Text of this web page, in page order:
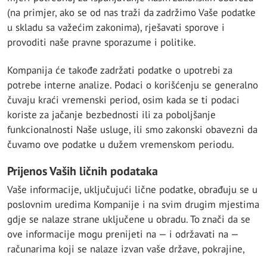
(na primjer, ako se od nas traži da zadržimo Vaše podatke
u skladu sa važećim zakonima), rješavati sporove i
provoditi naše pravne sporazume i politike.
Kompanija će takođe zadržati podatke o upotrebi za
potrebe interne analize. Podaci o korišćenju se generalno
čuvaju kraći vremenski period, osim kada se ti podaci
koriste za jačanje bezbednosti ili za poboljšanje
funkcionalnosti Naše usluge, ili smo zakonski obavezni da
čuvamo ove podatke u dužem vremenskom periodu.
Prijenos Vaših ličnih podataka
Vaše informacije, uključujući lične podatke, obrađuju se u
poslovnim uredima Kompanije i na svim drugim mjestima
gdje se nalaze strane uključene u obradu. To znači da se
ove informacije mogu prenijeti na — i održavati na —
računarima koji se nalaze izvan vaše države, pokrajine,